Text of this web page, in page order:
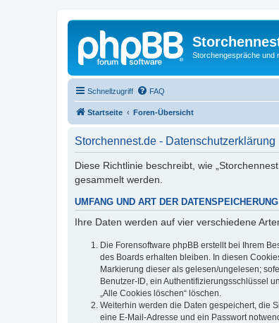
Storchengespräche und
Schnellzugriff FAQ
Startseite Foren-Übersicht
Storchennest.de - Datenschutzerklärung
Diese Richtlinie beschreibt, wie
gesammelt werden.
UMFANG UND ART DER DATENSPEICHERUNG
Ihre Daten werden auf vier verschiedene
Die Forensoftware phpBB erstellt bei Ihrem
des Boards erhalten bleiben. In diesen
Markierung dieser als gelesen/ungelesen;
Benutzer-ID, ein Authentifizierungsschlüssel
„Alle Cookies löschen“ löschen.
Weiterhin werden die Daten gespeichert, die
eine E-Mail-Adresse und ein Passwort